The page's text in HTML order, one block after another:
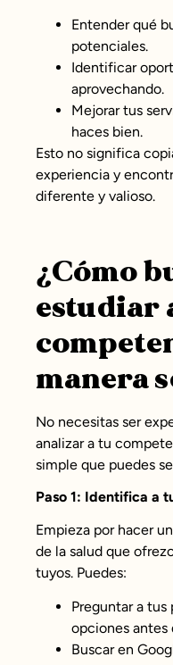
Entender qué
potenciales.
Identificar
aprovechando.
Mejorar tus
haces bien.
Esto no significa
experiencia y
diferente y valioso.
¿Cómo
estudiar
manera
No necesitas ser
analizar a tu
simple que puedes
Paso 1: Identifica a
Empieza por hacer
de la salud que
tuyos. Puedes:
Preguntar a
opciones antes
Buscar en